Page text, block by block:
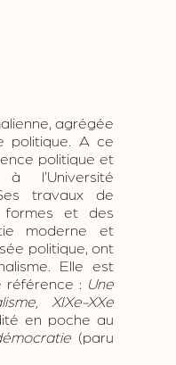
agrégée
politique. A ce
politique et
l’Université
travaux de
formes et des
moderne et
politique, ont
Elle est
référence : Une
XIXe-XXe
en poche au
(paru